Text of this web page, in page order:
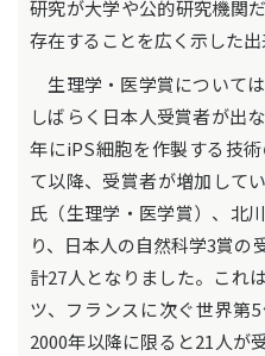
研究が大学や公的研究機関
存在することを広く示した出
生理学・医学賞については
しばらく日本人受賞者が出
年にiPS細胞を作製する技
て以降、受賞者が増加して
氏（生理学・医学賞）、北
り、日本人の自然科学3賞の
計27人となりました。これ
ツ、フランスに次ぐ世界第
2000年以降に限ると21人が